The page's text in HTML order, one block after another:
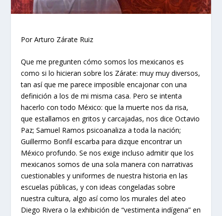
Por Arturo Zárate Ruiz
Que me pregunten cómo somos los mexicanos es
como si lo hicieran sobre los Zárate: muy muy diversos,
tan así que me parece imposible encajonar con una
definición a los de mi misma casa. Pero se intenta
hacerlo con todo México: que la muerte nos da risa,
que estallamos en gritos y carcajadas, nos dice Octavio
Paz; Samuel Ramos psicoanaliza a toda la nación;
Guillermo Bonfil escarba para dizque encontrar un
México profundo. Se nos exige incluso admitir que los
mexicanos somos de una sola manera con narrativas
cuestionables y uniformes de nuestra historia en las
escuelas públicas, y con ideas congeladas sobre
nuestra cultura, algo así como los murales del ateo
Diego Rivera o la exhibición de “vestimenta indígena” en